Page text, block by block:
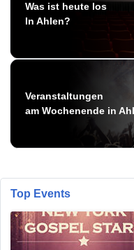
Was ist heute los
In Ahlen?
Veranstaltungen
am Wochenende in
Top Events